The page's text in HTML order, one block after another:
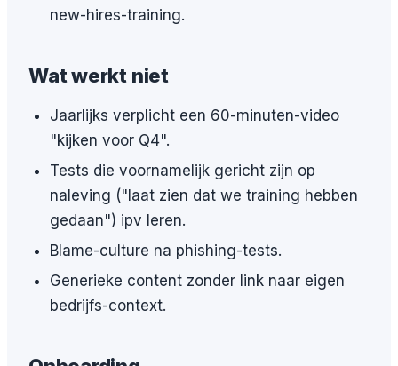
new-hires-training.
Wat werkt niet
Jaarlijks verplicht een 60-minuten-video
"kijken voor Q4".
Tests die voornamelijk gericht zijn op
naleving ("laat zien dat we training hebben
gedaan") ipv leren.
Blame-culture na phishing-tests.
Generieke content zonder link naar eigen
bedrijfs-context.